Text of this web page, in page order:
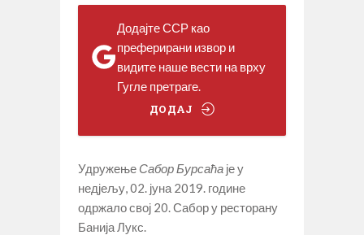
Додајте ССР као
преферирани извор и
видите наше вести на врху
Гугле претраге.
ДОДАЈ
Удружење Сабор Бурсаћа је у
недјељу, 02. јуна 2019. године
одржало свој 20. Сабор у ресторану
Банија Лукс.